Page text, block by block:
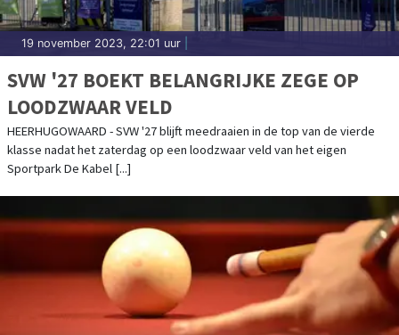
19 november 2023, 22:01 uur
SVW '27 BOEKT BELANGRIJKE ZEGE OP
LOODZWAAR VELD
HEERHUGOWAARD - SVW '27 blijft meedraaien in de top van de vierde
klasse nadat het zaterdag op een loodzwaar veld van het eigen
Sportpark De Kabel [...]